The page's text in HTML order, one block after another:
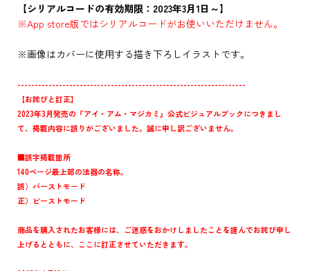
【シリアルコードの有効期限：2023年3月1日～】
※App store版ではシリアルコードがお使いいただけません。
※画像はカバーに使用する描き下ろしイラストです。
------------------------------------------------------------------
【お詫びと訂正】
2023年3月発売の『アイ・アム・マジカミ』公式ビジュアルブックにつきまし
て、掲載内容に誤りがございました。誠に申し訳ございません。
■誤字掲載箇所
140ページ最上部の法器の名称。
誤）バーストモード
正）ビーストモード
商品を購入されたお客様には、ご迷惑をおかけしましたことを謹んでお詫び申し
上げるとともに、ここに訂正させていただきます。